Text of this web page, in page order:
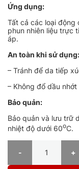
Ứng dụng:
Tất cả các loại động
phun nhiên liệu trực
áp.
An toàn khi sử dụng:
– Tránh để da tiếp
– Không đổ dầu
Bảo quản:
Bảo quản và lưu trữ
nhiệt độ dưới 60oC.